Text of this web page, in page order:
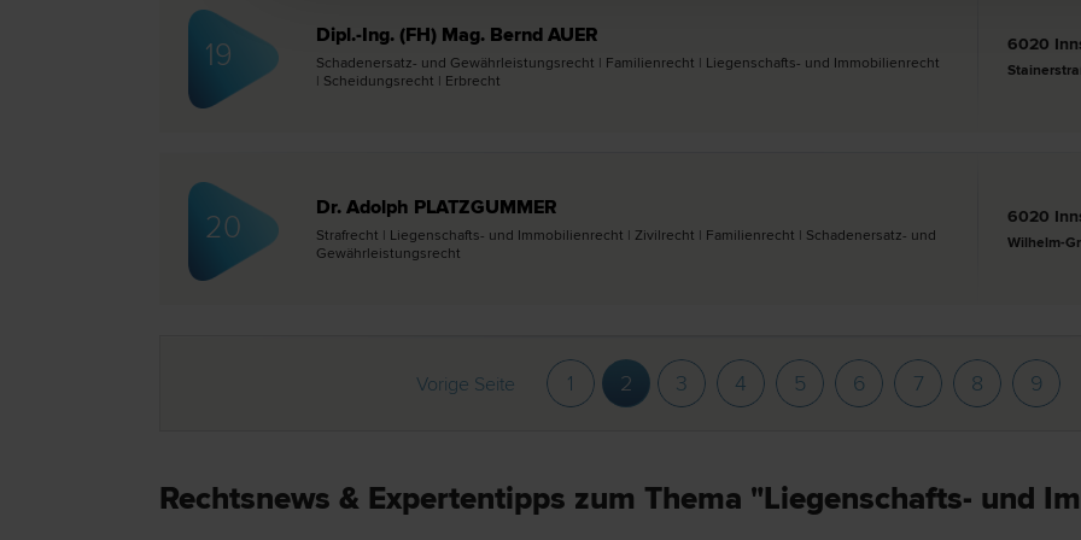
19
Dipl.-Ing. (FH) Mag. Bernd AUER
Schadenersatz- und Gewährleistungs­recht | Familien­recht | Liegenschafts- und Immobilien­recht
| Scheidungs­recht | Erb­recht
6020
20
Dr. Adolph PLATZGUMMER
Straf­recht | Liegenschafts- und Immobilien­recht | Zivil­recht | Familien­recht | Schadenersatz- und
Gewährleistungs­recht
6020
Wilhelm-
Vorige Seite 1 2 3 4 5 6 7 8 9
Rechtsnews & Expertentipps zum Thema "Liegenschafts- und